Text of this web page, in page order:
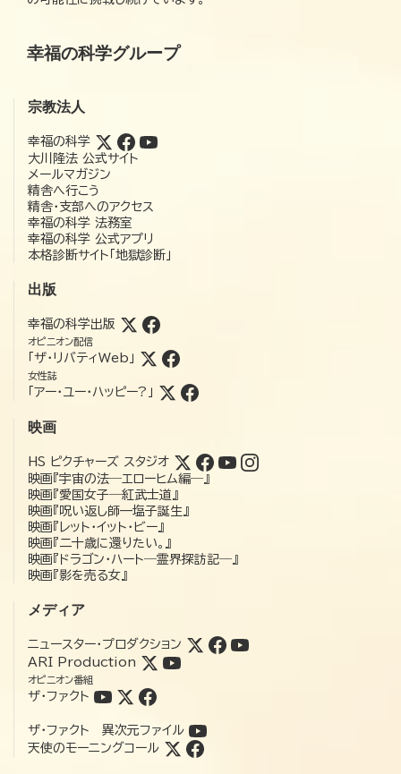
幸福の科学グループ
宗教法人
幸福の科学
大川隆法 公式サイト
メールマガジン
精舎へ行こう
精舎・支部へのアクセス
幸福の科学 法務室
幸福の科学 公式アプリ
本格診断サイト「地獄診断」
出版
幸福の科学出版
オピニオン配信
「ザ・リバティWeb」
女性誌
「アー・ユー・ハッピー?」
映画
HS ピクチャーズ スタジオ
映画『宇宙の法―エローヒム編―』
映画『愛国女子―紅武士道』
映画『呪い返し師—塩子誕生』
映画『レット・イット・ビー』
映画『二十歳に還りたい。』
映画『ドラゴン・ハート―霊界探訪記―』
映画『影を売る女』
メディア
ニュースター・プロダクション
ARI Production
オピニオン番組
ザ・ファクト
ザ・ファクト 異次元ファイル
天使のモーニングコール